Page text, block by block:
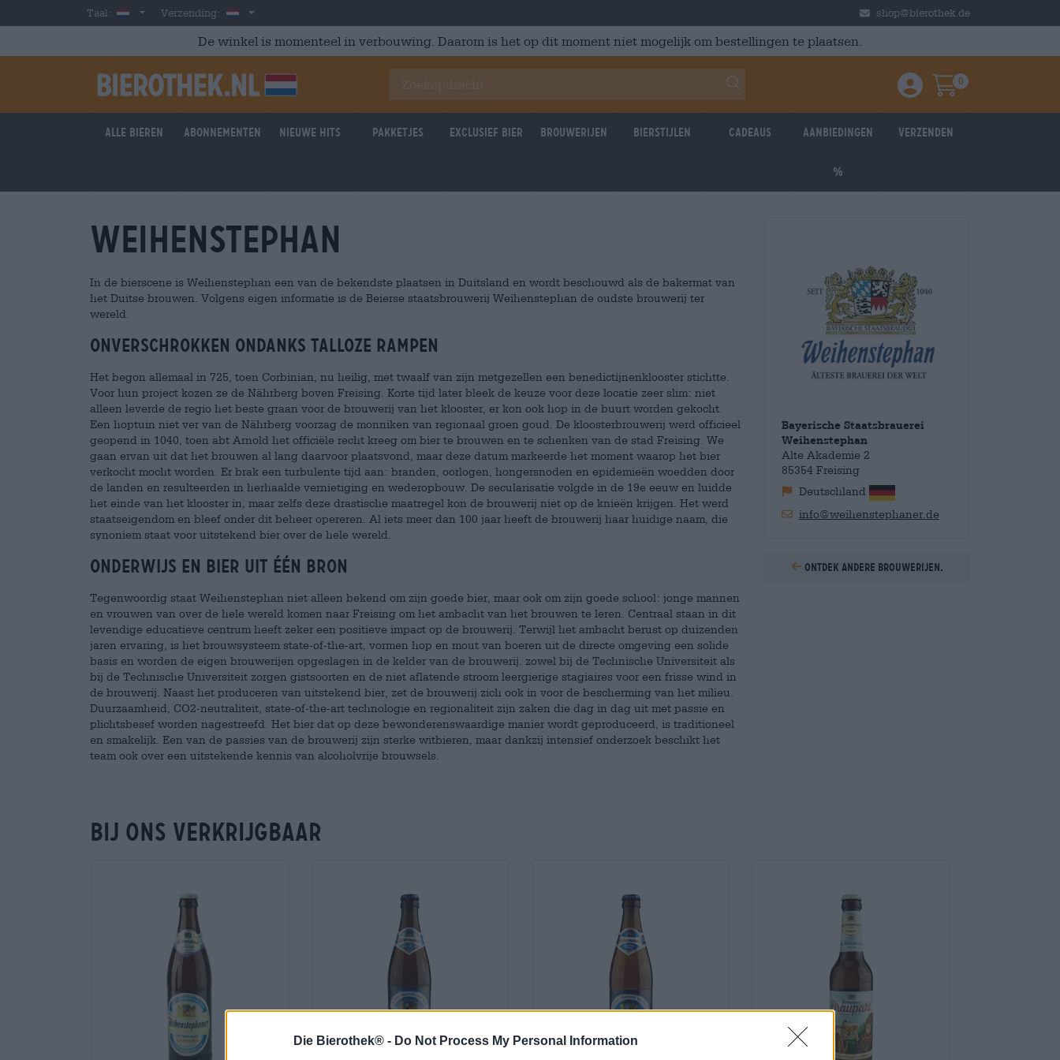
Die Bierothek® - Do Not Process My Personal Information
Skip to main content
Taal: DutchVerzending: Nederland shop@bierothek.de
De winkel is momenteel in verbouwing. Daarom is het op dit moment niet mogelijk om bestellingen te plaatsen.
Einloggen / Anmelden
Warenkorb
0
Alle bieren Abonnementen Nieuwe hits Pakketjes Exclusief Bier Brouwerijen Bierstijlen Cadeaus Aanbiedingen
%
Verzenden
Weihenstephan
In de bierscene is Weihenstephan een van de bekendste plaatsen in Duitsland en wordt beschouwd als de bakermat van
het Duitse brouwen. Volgens eigen informatie is de Beierse staatsbrouwerij Weihenstephan de oudste brouwerij ter
wereld.
Onverschrokken ondanks talloze rampen
Het begon allemaal in 725, toen Corbinian, nu heilig, met twaalf van zijn metgezellen een benedictijnenklooster stichtte.
Voor hun project kozen ze de Nährberg boven Freising. Korte tijd later bleek de keuze voor deze locatie zeer slim: niet
alleen leverde de regio het beste graan voor de brouwerij van het klooster, er kon ook hop in de buurt worden gekocht.
Een hoptuin niet ver van de Nährberg voorzag de monniken van regionaal groen goud. De kloosterbrouwerij werd officieel
geopend in 1040, toen abt Arnold het officiële recht kreeg om bier te brouwen en te schenken van de stad Freising. We
gaan ervan uit dat het brouwen al lang daarvoor plaatsvond, maar deze datum markeerde het moment waarop het bier
verkocht mocht worden. Er brak een turbulente tijd aan: branden, oorlogen, hongersnoden en epidemieën woedden door
de landen en resulteerden in herhaalde vernietiging en wederopbouw. De secularisatie volgde in de 19e eeuw en luidde
het einde van het klooster in, maar zelfs deze drastische maatregel kon de brouwerij niet op de knieën krijgen. Het werd
staatseigendom en bleef onder dit beheer opereren. Al iets meer dan 100 jaar heeft de brouwerij haar huidige naam, die
synoniem staat voor uitstekend bier over de hele wereld.
Onderwijs en bier uit één bron
Tegenwoordig staat Weihenstephan niet alleen bekend om zijn goede bier, maar ook om zijn goede school: jonge mannen
en vrouwen van over de hele wereld komen naar Freising om het ambacht van het brouwen te leren. Centraal staan in dit
levendige educatieve centrum heeft zeker een positieve impact op de brouwerij. Terwijl het ambacht berust op duizenden
jaren ervaring, is het brouwsysteem state-of-the-art, vormen hop en mout van boeren uit de directe omgeving een solide
basis en worden de eigen brouwerijen opgeslagen in de kelder van de brouwerij. zowel bij de Technische Universiteit als
bij de Technische Universiteit zorgen gistsoorten en de niet aflatende stroom leergierige stagiaires voor een frisse wind in
de brouwerij. Naast het produceren van uitstekend bier, zet de brouwerij zich ook in voor de bescherming van het milieu.
Duurzaamheid, CO2-neutraliteit, state-of-the-art technologie en regionaliteit zijn zaken die dag in dag uit met passie en
plichtsbesef worden nagestreefd. Het bier dat op deze bewonderenswaardige manier wordt geproduceerd, is traditioneel
en smakelijk. Een van de passies van de brouwerij zijn sterke witbieren, maar dankzij intensief onderzoek beschikt het
team ook over een uitstekende kennis van alcoholvrije brouwsels.
Bayerische Staatsbrauerei
Weihenstephan
Alte Akademie 2
85354 Freising
Deutschland
info@weihenstephaner.de
Ontdek andere brouwerijen.
Bij ons verkrijgbaar